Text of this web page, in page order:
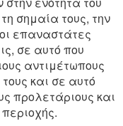
σημαία τους, την
επαναστάτες
σε αυτό που
αντιμέτωπους
και σε αυτό
προλετάριους και